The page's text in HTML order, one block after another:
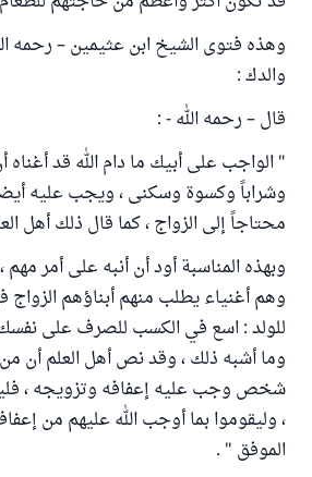
وهذه فتوى الشيخ ابن عثيمين – رحمه
والدك :
قال – رحمه الله - :
" الواجب على أبيك ما دام الله قد
وشراباً وكسوة وسكنى ، ويجب عليه
محتاجاً إلى الزواج ، كما قال ذلك أهل
وبهذه المناسبة أود أن أنبه على أمر
وهم أغنياء يطلب منهم أبناؤهم الزواج
للولد : اسع في الكسب للصرف على
وما أشبه ذلك ، وقد نص أهل العلم أن
شخص وجب عليه إعفافه وتزويجه ،
، وليقوموا بما أوجب الله عليهم من
الموفق " .